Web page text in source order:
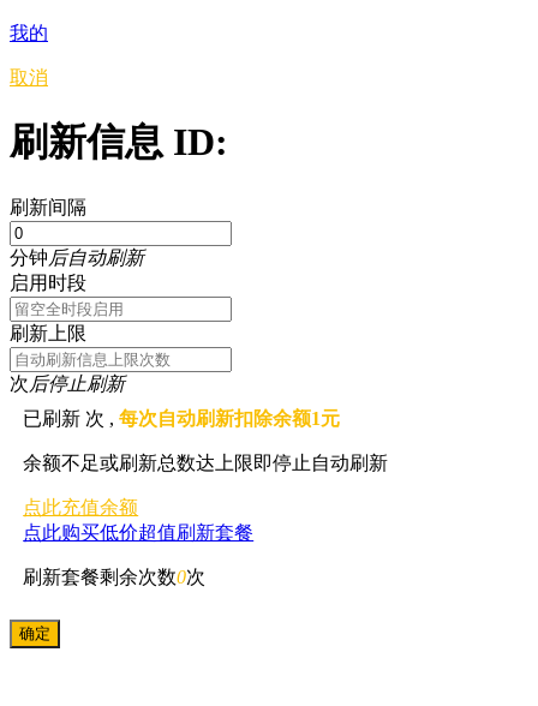
我的
取消
刷新信息 ID:
刷新间隔
分钟后自动刷新
启用时段
刷新上限
次后停止刷新
已刷新 次 ,每次自动刷新扣除余额1元
余额不足或刷新总数达上限即停止自动刷新
点此充值余额
点此购买低价超值刷新套餐
刷新套餐剩余次数0次